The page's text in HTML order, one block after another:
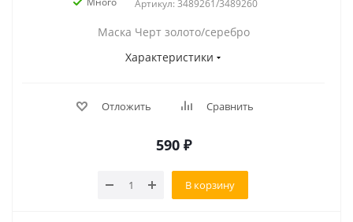
Артикул: 3489261/3489260
Маска Черт золото/серебро
Характеристики
Отложить Сравнить
590 ₽
В корзину